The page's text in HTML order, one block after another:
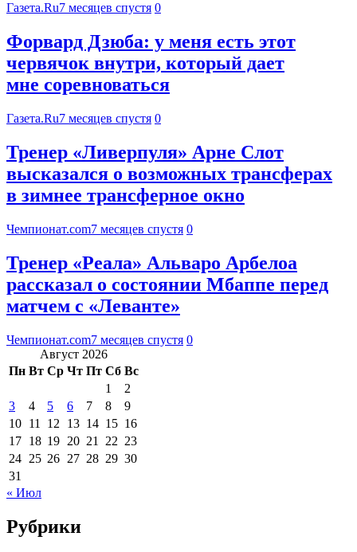
Газета.Ru7 месяцев спустя 0
Форвард Дзюба: у меня есть этот
червячок внутри, который дает
мне соревноваться
Газета.Ru7 месяцев спустя 0
Тренер «Ливерпуля» Арне Слот
высказался о возможных трансферах
в зимнее трансферное окно
Чемпионат.com7 месяцев спустя 0
Тренер «Реала» Альваро Арбелоа
рассказал о состоянии Мбаппе перед
матчем с «Леванте»
Чемпионат.com7 месяцев спустя 0
Август 2026
Пн Вт Ср Чт Пт Сб Вс
1
2
3
4 5 6 7 8
9
10 11 12 13 14 15 16
17 18 19 20 21 22 23
24 25 26 27 28 29 30
31
« Июл
Рубрики